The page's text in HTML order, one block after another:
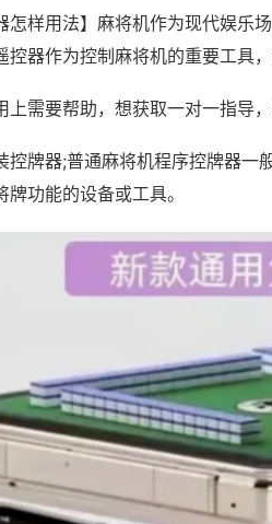
怎样用法】麻将机作为现代娱
控器作为控制麻将机的重要工具
上需要帮助，想获取一对一指导
控牌器;普通麻将机程序控牌器一
功能的设备或工具。